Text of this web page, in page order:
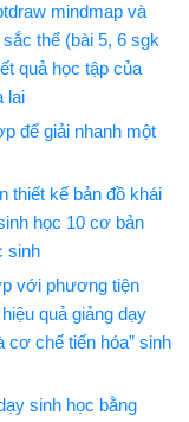
mindmap và
thể (bài 5, 6 sgk
quả học tập của
lai
để giải nhanh một
thiết kế bản đồ khái
học 10 cơ bản
sinh
với phương tiện
quả giảng dạy
cơ chế tiến hóa” sinh
sinh học bằng